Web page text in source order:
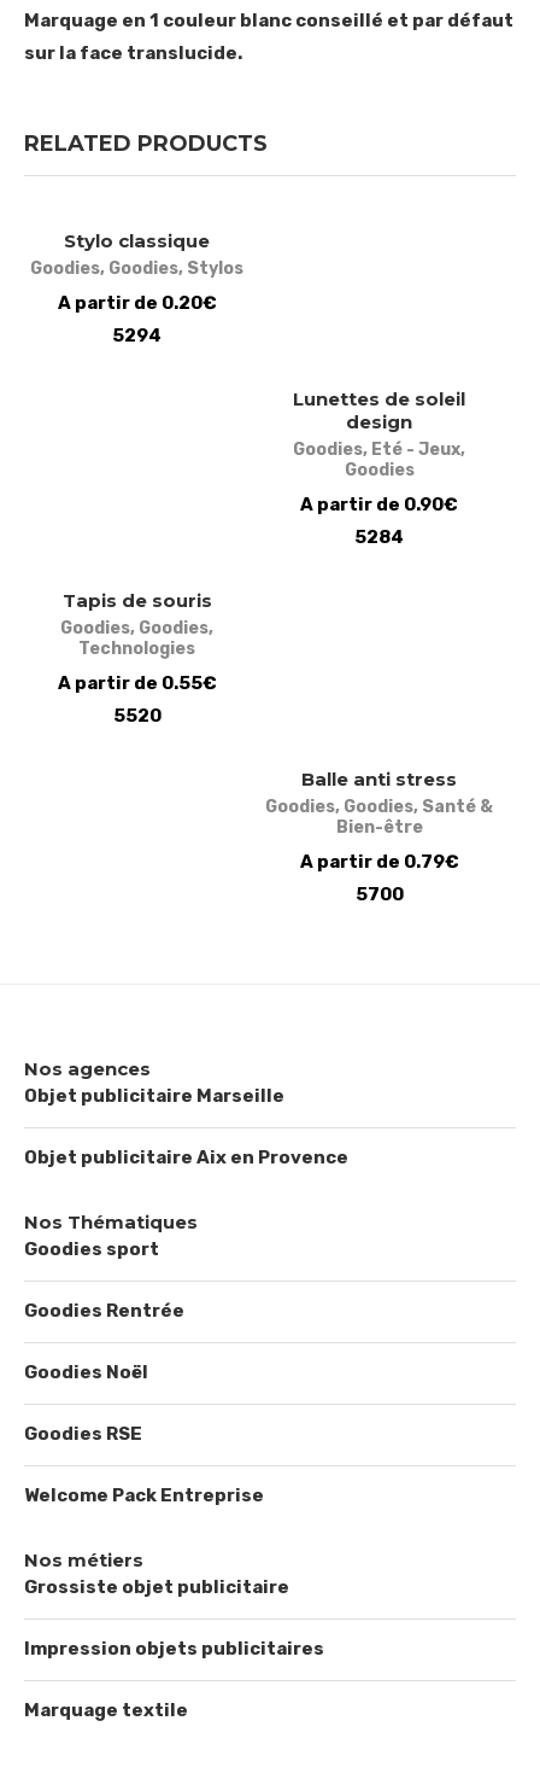
Marquage en 1 couleur blanc conseillé et par défaut
sur la face translucide.
RELATED PRODUCTS
Stylo classique
Goodies, Goodies, Stylos
A partir de 0.20€
5294
Lunettes de soleil
design
Goodies, Eté - Jeux,
Goodies
A partir de 0.90€
5284
Tapis de souris
Goodies, Goodies,
Technologies
A partir de 0.55€
5520
Balle anti stress
Goodies, Goodies, Santé &
Bien-être
A partir de 0.79€
5700
Nos agences
Objet publicitaire Marseille
Objet publicitaire Aix en Provence
Nos Thématiques
Goodies sport
Goodies Rentrée
Goodies Noël
Goodies RSE
Welcome Pack Entreprise
Nos métiers
Grossiste objet publicitaire
Impression objets publicitaires
Marquage textile